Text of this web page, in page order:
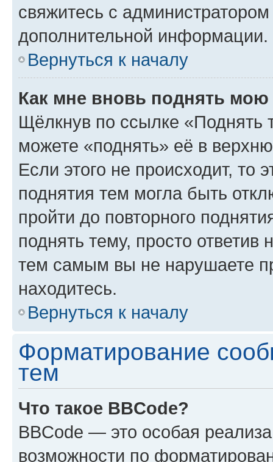
свяжитесь с
дополнительной информации.
Вернуться к началу
Как мне вновь поднять мою
Щёлкнув по ссылке «Поднять
можете «поднять» её в
Если этого не происходит, то
поднятия тем могла быть
пройти до повторного
поднять тему, просто ответив
тем самым вы не нарушаете
находитесь.
Вернуться к началу
Форматирование
тем
Что такое BBCode?
BBCode — это особая
возможности по